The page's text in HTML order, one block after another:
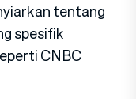
tentang
spesifik
CNBC